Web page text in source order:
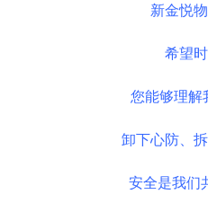
新金悦
希望
您能够理解
卸下心防、
安全是我们